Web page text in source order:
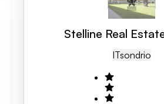
Stelline Real
ITSondrio